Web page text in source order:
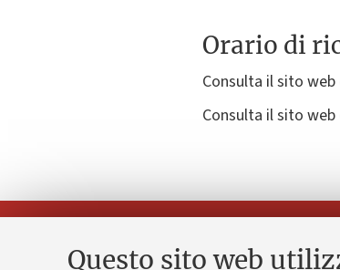
Questo sito web
Orario di
Consulta il sito web
Consulta il sito web